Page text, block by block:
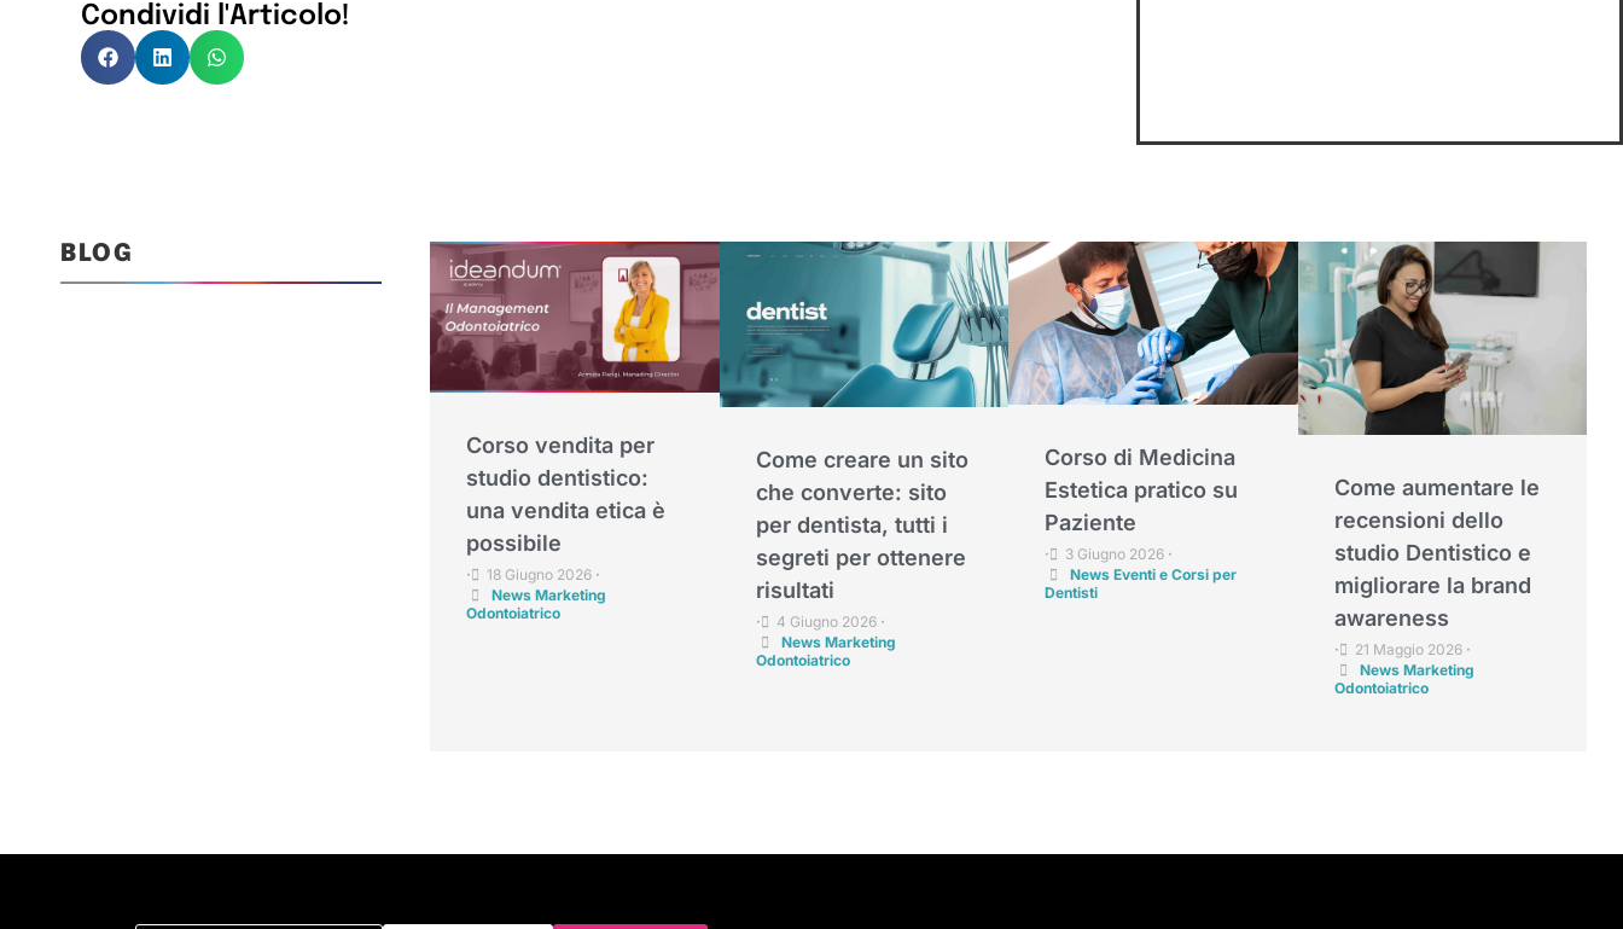
Condividi l'Articolo!
BLOG
Corso vendita per
studio dentistico:
una vendita etica è
possibile
• 18 Giugno 2026 •
News Marketing
Odontoiatrico
Come creare un sito
che converte: sito
per dentista, tutti i
segreti per ottenere
risultati
• 4 Giugno 2026 •
News Marketing
Odontoiatrico
Corso di Medicina
Estetica pratico su
Paziente
• 3 Giugno 2026 •
News Eventi e Corsi per
Dentisti
Come aumentare le
recensioni dello
studio Dentistico e
migliorare la brand
awareness
• 21 Maggio 2026 •
News Marketing
Odontoiatrico